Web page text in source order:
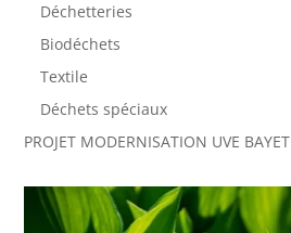
Déchetteries
Biodéchets
Textile
Déchets spéciaux
PROJET MODERNISATION UVE BAYET